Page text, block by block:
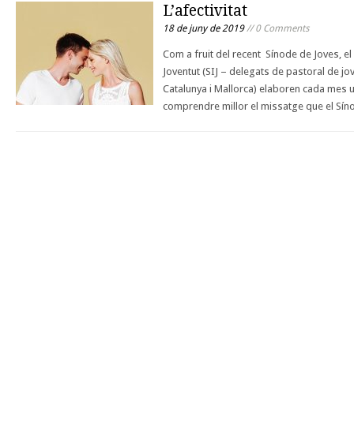
L’afectivitat
18 de juny de 2019// 0 Comments
Com a fruit del recent Sínode de Joves,
Joventut (SIJ – delegats de pastoral de
Catalunya i Mallorca) elaboren cada mes
comprendre millor el missatge que el